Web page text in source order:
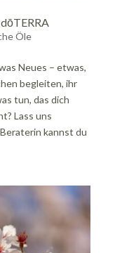
Öle
Neues – etwas,
begleiten, ihr
tun, das dich
Lass uns
kannst du